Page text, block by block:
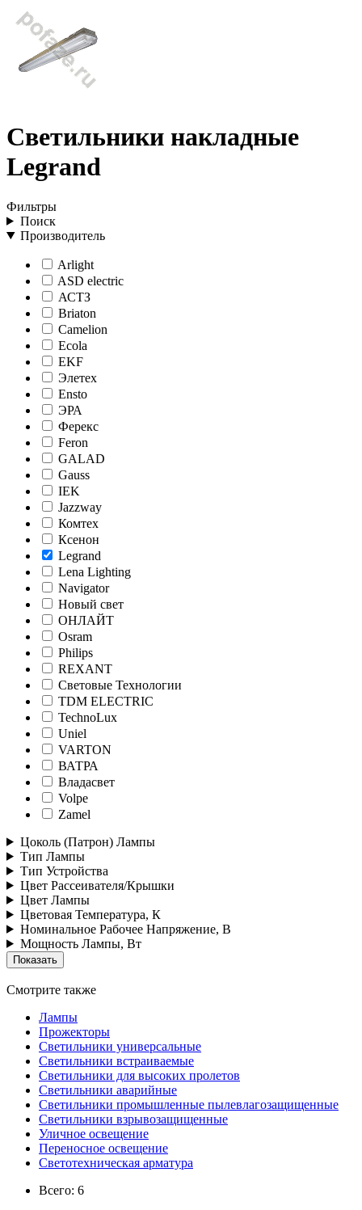
Светильники накладные
Legrand
Фильтры
Поиск
Производитель
Arlight
ASD electric
АСТЗ
Briaton
Camelion
Ecola
EKF
Элетех
Ensto
ЭРА
Ферекс
Feron
GALAD
Gauss
IEK
Jazzway
Комтех
Ксенон
Legrand
Lena Lighting
Navigator
Новый свет
ОНЛАЙТ
Osram
Philips
REXANT
Световые Технологии
TDM ELECTRIC
TechnoLux
Uniel
VARTON
ВАТРА
Владасвет
Volpe
Zamel
Цоколь (Патрон) Лампы
Тип Лампы
Тип Устройства
Цвет Рассеивателя/Крышки
Цвет Лампы
Цветовая Температура, К
Номинальное Рабочее Напряжение, В
Мощность Лампы, Вт
Смотрите также
Лампы
Прожекторы
Светильники универсальные
Светильники встраиваемые
Светильники для высоких пролетов
Светильники аварийные
Светильники промышленные пылевлагозащищенные
Светильники взрывозащищенные
Уличное освещение
Переносное освещение
Светотехническая арматура
Всего: 6